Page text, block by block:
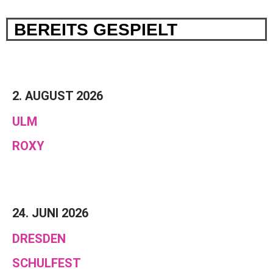
BEREITS GESPIELT
2. AUGUST 2026
ULM
ROXY
24. JUNI 2026
DRESDEN
SCHULFEST